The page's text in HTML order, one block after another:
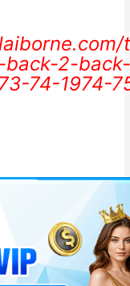
2-
74-1974-